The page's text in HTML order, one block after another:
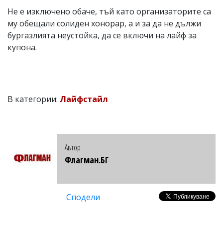
Не е изключено обаче, тъй като организаторите са
му обещали солиден хонорар, а и за да не дължи
бургазлията неустойка, да се включи на лайф за
купона.
В категории: Лайфстайл
Автор
Флагман.БГ
Сподели